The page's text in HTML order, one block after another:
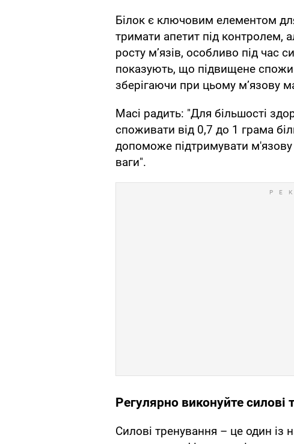
Білок є ключовим елементом
тримати апетит під контролем,
росту м’язів, особливо під час
показують, що підвищене
зберігаючи при цьому м’язову
Масі радить: "Для більшості
споживати від 0,7 до 1 грама
допоможе підтримувати м'язову
ваги".
Регулярно виконуйте силові
Силові тренування – це один із